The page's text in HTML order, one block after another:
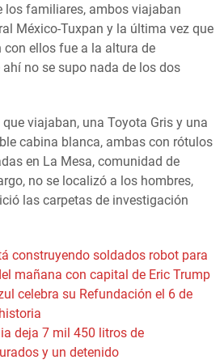
los familiares, ambos viajaban
México-Tuxpan y la última vez que
ellos fue a la altura de
no se supo nada de los dos
viajaban, una Toyota Gris y una
cabina blanca, ambas con rótulos
en La Mesa, comunidad de
no se localizó a los hombres,
las carpetas de investigación
construyendo soldados robot para
mañana con capital de Eric Trump
celebra su Refundación el 6 de
deja 7 mil 450 litros de
y un detenido